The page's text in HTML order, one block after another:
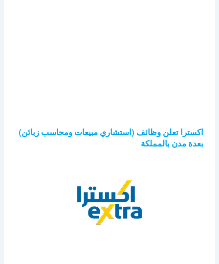
اكسترا تعلن وظائف (استشاري مبيعات ومحاسب زبائن)
بعدة مدن بالمملكة